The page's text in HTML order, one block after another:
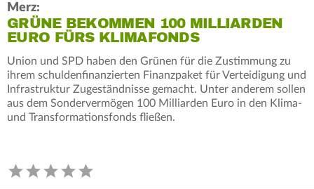
Merz:
GRÜNE BEKOMMEN 100 MILLIARDEN
EURO FÜRS KLIMAFONDS
Union und SPD haben den Grünen für die Zustimmung zu
ihrem schuldenfinanzierten Finanzpaket für Verteidigung und
Infrastruktur Zugeständnisse gemacht. Unter anderem sollen
aus dem Sondervermögen 100 Milliarden Euro in den Klima-
und Transformationsfonds fließen.